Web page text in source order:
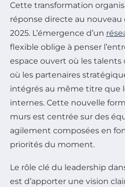
Cette transformation
réponse directe au
2025. L’émergence d’un
flexible oblige à penser
espace ouvert où les
où les partenaires
intégrés au même titre que
internes. Cette nouvelle
murs est centrée sur des
agilement composées en
priorités du moment.
Le rôle clé du leadership
est d’apporter une vision